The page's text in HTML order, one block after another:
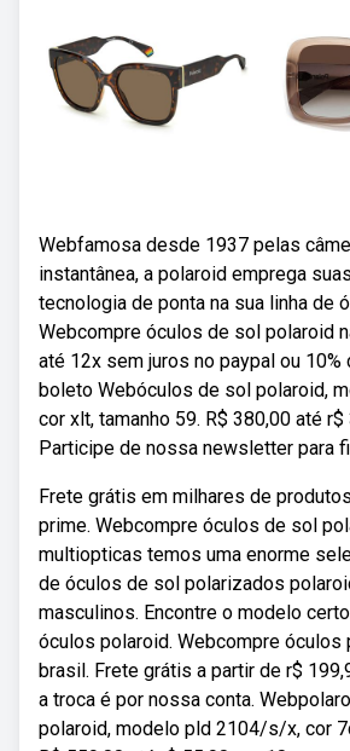
Webfamosa desde 1937 pelas
instantânea, a polaroid emprega
tecnologia de ponta na sua linha de
Webcompre óculos de sol polaroid
até 12x sem juros no paypal ou
boleto Webóculos de sol polaroid,
cor xlt, tamanho 59. R$ 380,00 até
Participe de nossa newsletter para
Frete grátis em milhares de
prime. Webcompre óculos de sol
multiopticas temos uma enorme
de óculos de sol polarizados
masculinos. Encontre o modelo
óculos polaroid. Webcompre óculos
brasil. Frete grátis a partir de r$
a troca é por nossa conta.
polaroid, modelo pld 2104/s/x, cor